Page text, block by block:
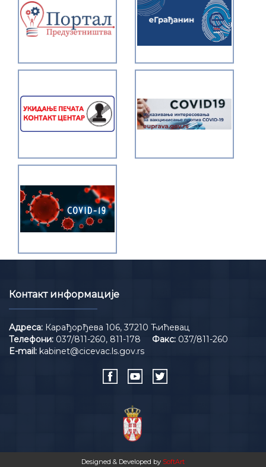
Контакт информације
Адреса: Карађорђева 106, 37210 Ћићевац
Телефони: 037/811-260, 811-178 Факс: 037/811-260
E-mail: kabinet@cicevac.ls.gov.rs
Designed & Developed by SoftArt